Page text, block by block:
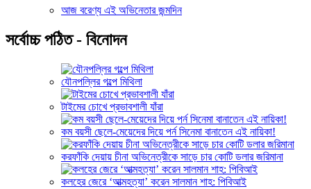
আজ বরেণ্য এই অভিনেতার জন্মদিন
সর্বোচ্চ পঠিত - বিনোদন
যৌনপল্লির গল্পে মিথিলা
টাইমের চোখে প্রভাবশালী যাঁরা
কম বয়সী ছেলে-মেয়েদের দিয়ে পর্ন সিনেমা বানাতেন এই নায়িকা!
করফাঁকি দেয়ায় চীনা অভিনেত্রীকে সাড়ে চার কোটি ডলার জরিমানা
কলহের জেরে ‘আত্মহত্যা’ করেন সালমান শাহ: পিবিআই